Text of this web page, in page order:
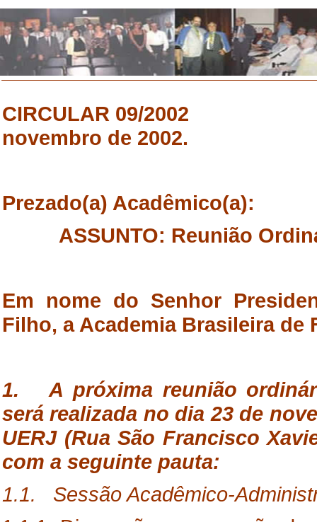
CIRCULAR 09/
novembro de 2002.
Prezado(a) Acadêmico(a):
ASSUNTO: Reunião
Em nome do Senhor
Filho, a Academia Brasileira
1. A próxima reunião
será realizada no dia 23 de
UERJ (Rua São Francisco
com a seguinte pauta:
1.1. Sessão Acadêmico-